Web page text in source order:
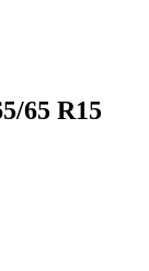
65 R15